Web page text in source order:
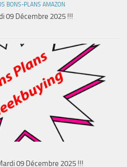
BONS-PLANS AMAZON
09 Décembre 2025 !!!
09 Décembre 2025 !!!